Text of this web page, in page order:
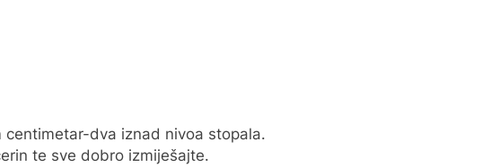
centimetar-dva iznad nivoa stopala.
te sve dobro izmiješajte.